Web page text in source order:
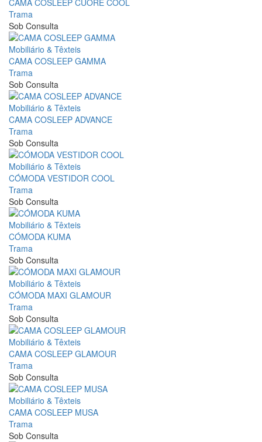
CAMA COSLEEP CUORE COOL
Trama
Sob Consulta
Mobiliário & Têxteis
CAMA COSLEEP GAMMA
Trama
Sob Consulta
Mobiliário & Têxteis
CAMA COSLEEP ADVANCE
Trama
Sob Consulta
Mobiliário & Têxteis
CÓMODA VESTIDOR COOL
Trama
Sob Consulta
Mobiliário & Têxteis
CÓMODA KUMA
Trama
Sob Consulta
Mobiliário & Têxteis
CÓMODA MAXI GLAMOUR
Trama
Sob Consulta
Mobiliário & Têxteis
CAMA COSLEEP GLAMOUR
Trama
Sob Consulta
Mobiliário & Têxteis
CAMA COSLEEP MUSA
Trama
Sob Consulta